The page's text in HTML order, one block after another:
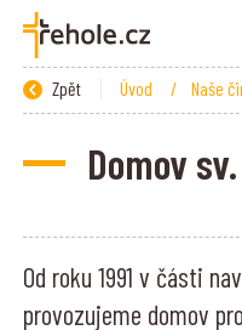
Zpět Úvod / Naše
Domov
Od roku 1991 v části
provozujeme domov